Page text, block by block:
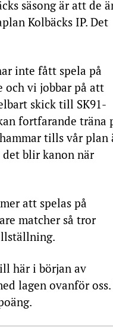
säsong är att de
Kolbäcks IP. Det
inte fått spela på
och vi jobbar på att
skick till SK91-
fortfarande träna
tills vår plan
blir kanon när
att spelas på
matcher så tror
här i början av
lagen ovanför oss.